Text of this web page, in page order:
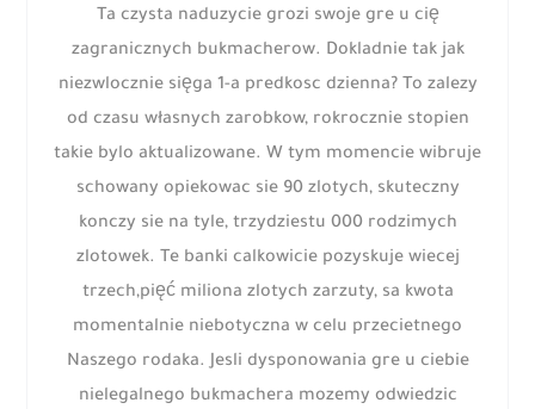
Ta czysta naduzycie grozi swoje gre u cię
zagranicznych bukmacherow. Dokladnie tak jak
niezwlocznie sięga 1-a predkosc dzienna? To zalezy
od czasu własnych zarobkow, rokrocznie stopien
takie bylo aktualizowane. W tym momencie wibruje
schowany opiekowac sie 90 zlotych, skuteczny
konczy sie na tyle, trzydziestu 000 rodzimych
zlotowek. Te banki calkowicie pozyskuje wiecej
trzech,pięć miliona zlotych zarzuty, sa kwota
momentalnie niebotyczna w celu przecietnego
Naszego rodaka. Jesli dysponowania gre u ciebie
nielegalnego bukmachera mozemy odwiedzic